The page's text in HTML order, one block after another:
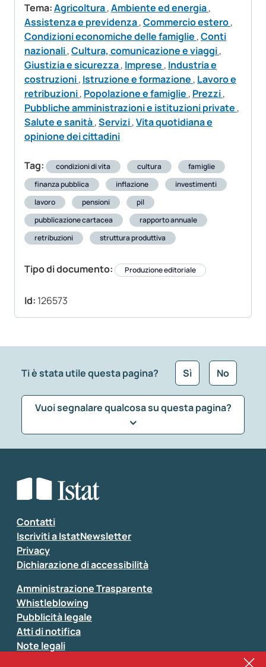
Tema:Agricoltura,Ambiente ed energia,
Assistenza e previdenza,Commercio estero,
Condizioni economiche delle famiglie ,Conti
nazionali,Cultura, comunicazione e viaggi,
Giustizia e sicurezza, Imprese , Industria e
costruzioni, Istruzione e formazione , Lavoro e
retribuzioni, Popolazione e famiglie , Prezzi,
Pubbliche amministrazioni e istituzioni private ,
Salute e sanità,Servizi,Vita quotidiana e
opinione dei cittadini
Tag: condizioni di vita cultura
famiglie
finanza pubblica
inflazione
investimenti
lavoro
pensioni
pil
pubblicazione cartacea
rapporto annuale
retribuzioni
struttura produttiva
Tipo di documento: Produzione editoriale
Id: 126573
Ti è stata utile questa pagina? Sì No
Vuoi segnalare qualcosa su questa pagina?
Seleziona la tipologia della segnalazione
Inserisci il tuo commento
Contatti
Iscriviti a IstatNewsletter
Privacy
Dichiarazione di accessibilità
Amministrazione Trasparente
Whistleblowing
Pubblicità legale
Atti di notifica
Note legali